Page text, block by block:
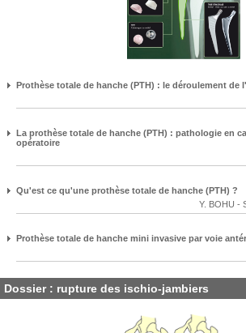
Prothèse totale de hanche (PTH) : le déroulement de
La prothèse totale de hanche (PTH) : pathologie en
opératoire
Qu'est ce qu'une prothèse totale de hanche (PTH) ?
Y. BOHU -
Prothèse totale de hanche mini invasive par voie
Dossier : rupture des ischio-jambiers